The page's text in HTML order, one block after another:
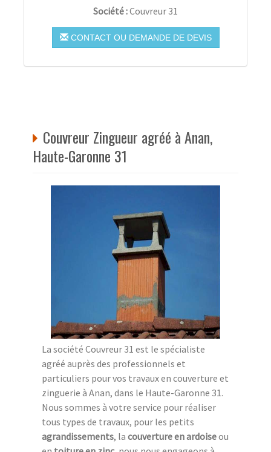
Société :Couvreur 31
CONTACT OU DEMANDE DE DEVIS
Couvreur Zingueur agréé à Anan,
Haute-Garonne 31
La société Couvreur 31 est le spécialiste
agréé auprès des professionnels et
particuliers pour vos travaux en couverture et
zinguerie à Anan, dans le Haute-Garonne 31.
Nous sommes à votre service pour réaliser
tous types de travaux, pour les petits
agrandissements, la couverture en ardoiseou